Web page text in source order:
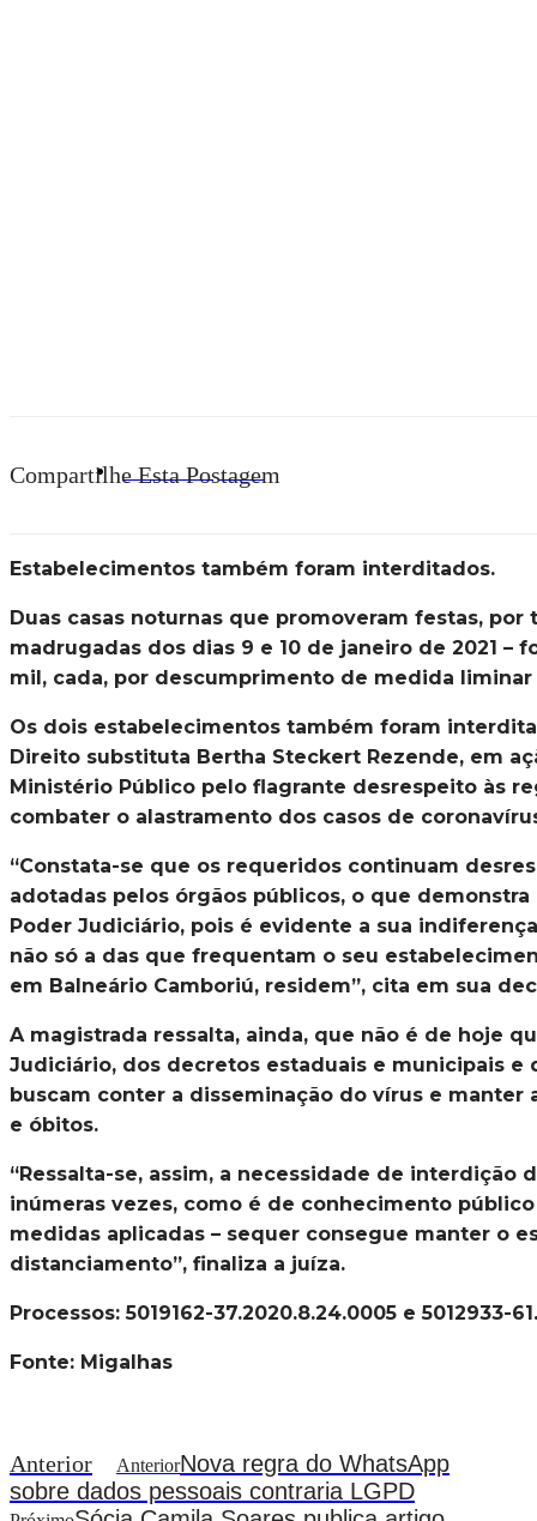
janeiro 18, 2021
Compartilhe Esta Postagem
Estabelecimentos também foram interditados.
Duas casas noturnas que promoveram festas, por
madrugadas dos dias 9 e 10 de janeiro de 2021 –
mil, cada, por descumprimento de medida liminar
Os dois estabelecimentos também foram
Direito substituta Bertha Steckert Rezende, em
Ministério Público pelo flagrante desrespeito às
combater o alastramento dos casos de
“Constata-se que os requeridos continuam
adotadas pelos órgãos públicos, o que
Poder Judiciário, pois é evidente a sua
não só a das que frequentam o seu
em Balneário Camboriú, residem”, cita em sua
A magistrada ressalta, ainda, que não é de hoje
Judiciário, dos decretos estaduais e municipais e
buscam conter a disseminação do vírus e
e óbitos.
“Ressalta-se, assim, a necessidade de interdição
inúmeras vezes, como é de conhecimento
medidas aplicadas – sequer consegue manter o
distanciamento”, finaliza a juíza.
Processos: 5019162-37.2020.8.24.0005 e 5012933-
Fonte: Migalhas
Anterior AnteriorNova regra do WhatsApp
sobre dados pessoais contraria LGPD